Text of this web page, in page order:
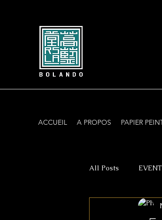
ACCUEIL A PROPOS PAPIER
All Posts EVENT